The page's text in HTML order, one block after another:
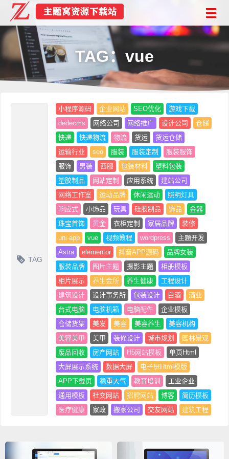
TAG：vue
TAG
小程序源码 企业网站 SEO优化
游戏下载
dedecms
网络公司 网络推广 设计公司
仓储
快递
快递物流 物流 货运
货运仓储
运输行业
seo 服装 服装定制
服装服饰
服饰
男装 西服 包装材料
塑料包装
塑胶制品
网站定制 应用系统
建站公司
网络工作室
运动品牌 休闲运动
照明灯具
响应式
小饰品 玩具 硅胶制品 饰品
金器
珠宝首饰
黄金 衣柜定制 家居品牌
装修
uni-app
vue 视频教程 wordpress
主题开发
Astra
elementor 抖音APP源码
品牌女装
服装品牌
图片主题 摄影主题
相册模板
相片展示
养生会所 养生健康
工程设计
建筑设计
设计事务所 包装设计 白酒
酒业
台式电脑
电脑机箱 电脑配件
企业模板
仓储货架
美发 美容 美容养生
美容机构
美容美甲
美甲 装修设计 城市规划
园林景观
废品回收
房产网站 H5网站模板
单页Html
大屏展示系统
数据大屏
电子屏Html模版
APP下载页
稳重大气 教育培训
工业企业
通用模板
社交网站 招聘网站 博客
简历模板
医疗健康
家政 搬家公司 交友网站 建筑工程